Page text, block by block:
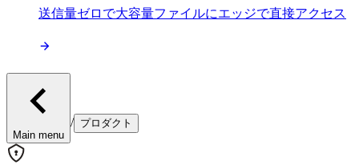
送信量ゼロで大容量ファイルにエッジで直接アクセス
Main menu
/ プロダクト